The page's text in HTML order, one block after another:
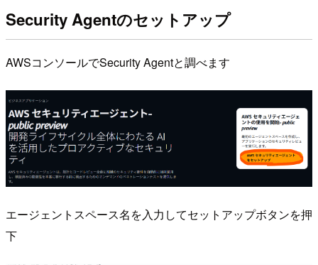
Security Agentのセットアップ
AWSコンソールでSecurity Agentと調べます
エージェントスペース名を入力してセットアップボタンを押
下